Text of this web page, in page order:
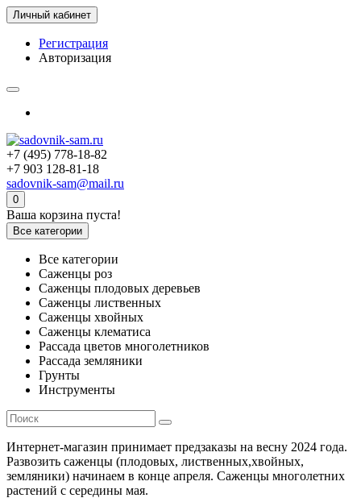
Личный кабинет
Регистрация
Авторизация
+7 (495) 778-18-82
+7 903 128-81-18
sadovnik-sam@mail.ru
0
Ваша корзина пуста!
Все категории
Все категории
Саженцы роз
Саженцы плодовых деревьев
Саженцы лиственных
Саженцы хвойных
Саженцы клематиса
Рассада цветов многолетников
Рассада земляники
Грунты
Инструменты
Интернет-магазин принимает предзаказы на весну 2024 года.
Развозить саженцы (плодовых, лиственных,хвойных,
земляники) начинаем в конце апреля. Саженцы многолетних
растений с середины мая.